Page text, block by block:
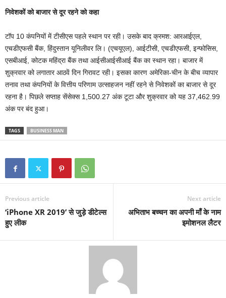
निवेशकों को बाजार से दूर रहने को कहा
टॉप 10 कंपनियों में टीसीएस पहले स्थान पर रही। उसके बाद क्रमश: आरआईएल,
एचडीएफसी बैंक, हिंदुस्तान यूनिलीवर लि। (एचयूएल), आईटीसी, एचडीएफसी, इन्फोसिस,
एसबीआई, कोटक महिंद्रा बैंक तथा आईसीआईसीआई बैंक का स्थान रहा। बाजार में
शुक्रवार को लगातार आठवें दिन गिरावट रही। इसका कारण अमेरिका-चीन के बीच व्यापार
तनाव तथा कंपनियों के वित्तीय परिणाम उत्साहजन नहीं रहने से निवेशकों का बाजार से दूर
रहना है। पिछले सप्ताह सेंसेक्स 1,500.27 अंक टूटा और शुक्रवार को यह 37,462.99
अंक पर बंद हुआ।
TAGS BUSINESS MAN
Previous article
‘iPhone XR 2019’ से जुड़े डीटेल्स
हुए लीक
Next article
अभिताभ बच्चन का अपनी माँ के नाम
इमोशनल लैटर